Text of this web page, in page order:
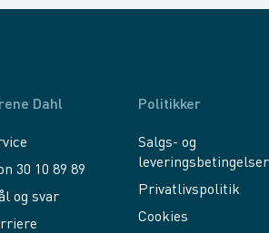
Dahl
30 10 89 89
og svar
Politikker
Salgs- og
leveringsbetingelser
Privatlivspolitik
Cookies